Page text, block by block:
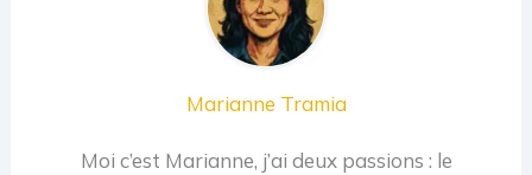
Marianne Tramia
Moi c’est Marianne, j’ai deux passions : le